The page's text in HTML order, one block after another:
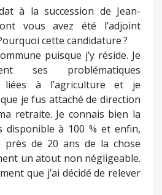
à la succession de Jean-
vous avez été l’adjoint
cette candidature ?
puisque j’y réside. Je
ses problématiques
liées à l’agriculture et je
je fus attaché de direction
retraite. Je connais bien la
disponible à 100 % et enfin,
près de 20 ans de la chose
un atout non négligeable.
que j’ai décidé de relever